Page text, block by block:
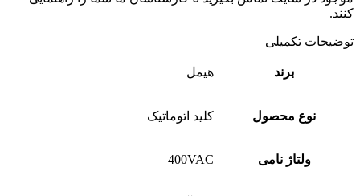
کنند.
توضیحات تکمیلی
برند هیمل
نوع محصول کلید اتوماتیک
ولتاژ نامی 400VAC